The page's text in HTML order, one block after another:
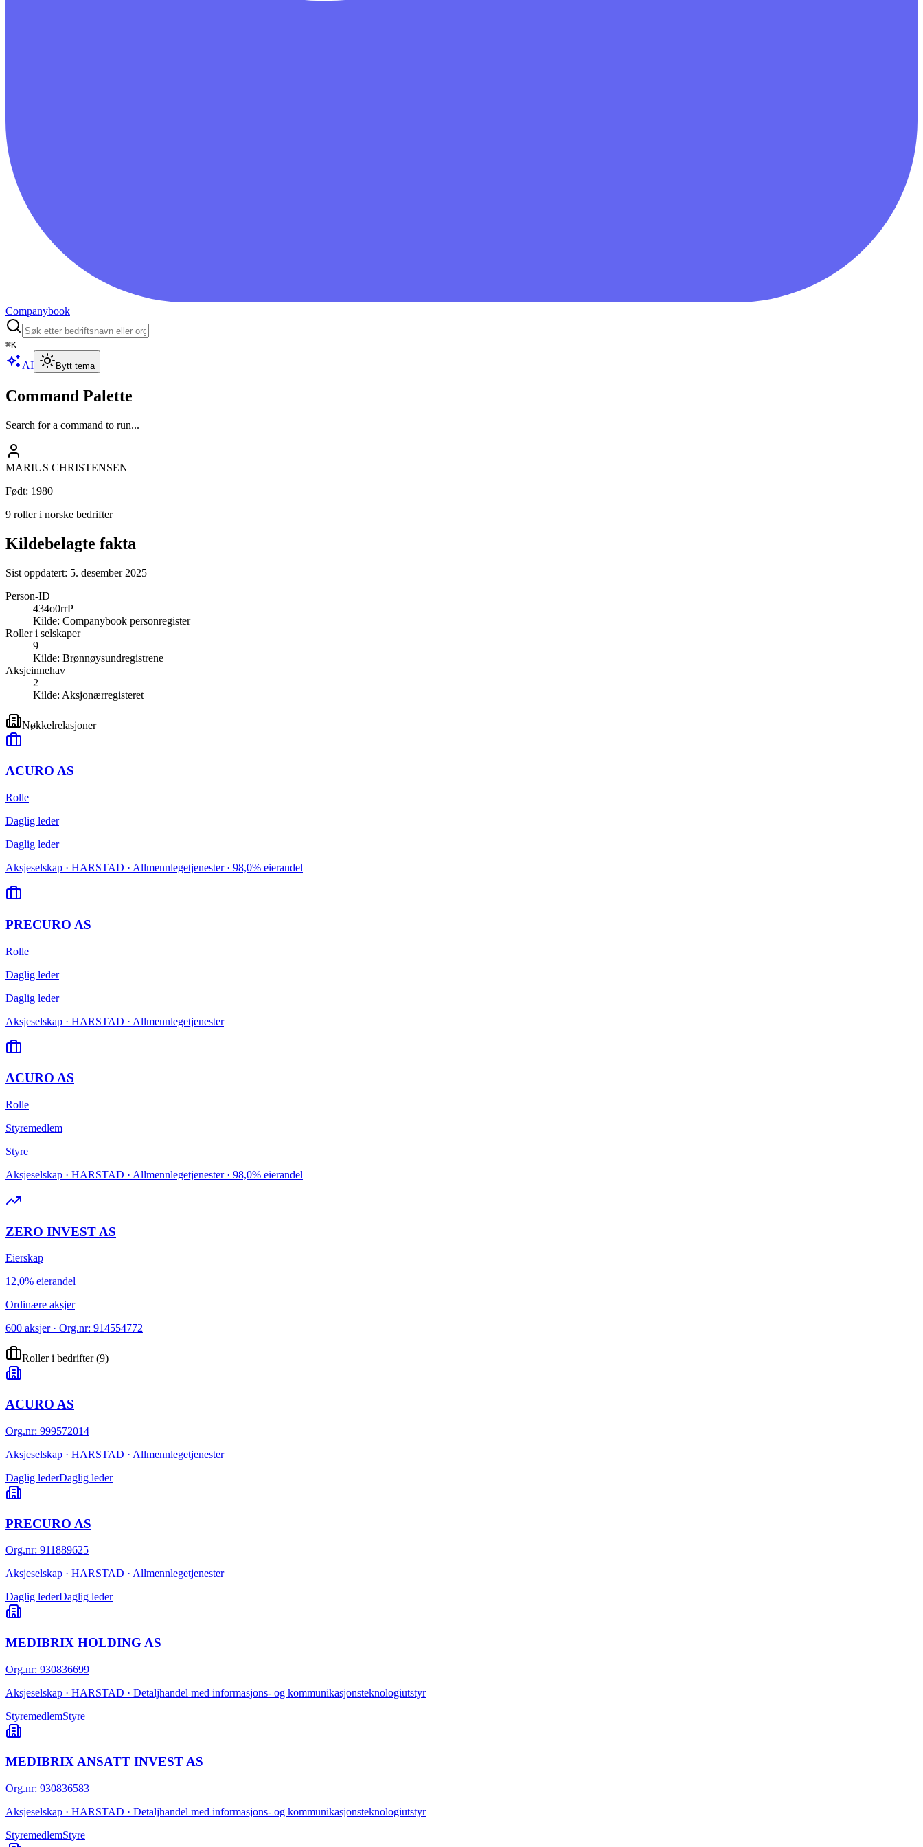
Companybook
⌘K
AI Bytt tema
Command Palette
Search for a command to run...
MARIUS CHRISTENSEN
Født: 1980
9 roller i norske bedrifter
Kildebelagte fakta
Sist oppdatert: 5. desember 2025
Person-ID
434o0rrP
Kilde: Companybook personregister
Roller i selskaper
9
Kilde: Brønnøysundregistrene
Aksjeinnehav
2
Kilde: Aksjonærregisteret
Nøkkelrelasjoner
ACURO AS
Rolle
Daglig leder
Daglig leder
Aksjeselskap · HARSTAD · Allmennlegetjenester · 98,0% eierandel
PRECURO AS
Rolle
Daglig leder
Daglig leder
Aksjeselskap · HARSTAD · Allmennlegetjenester
ACURO AS
Rolle
Styremedlem
Styre
Aksjeselskap · HARSTAD · Allmennlegetjenester · 98,0% eierandel
ZERO INVEST AS
Eierskap
12,0% eierandel
Ordinære aksjer
600 aksjer · Org.nr: 914554772
Roller i bedrifter(9)
ACURO AS
Org.nr: 999572014
Aksjeselskap · HARSTAD · Allmennlegetjenester
Daglig lederDaglig leder
PRECURO AS
Org.nr: 911889625
Aksjeselskap · HARSTAD · Allmennlegetjenester
Daglig lederDaglig leder
MEDIBRIX HOLDING AS
Org.nr: 930836699
Aksjeselskap · HARSTAD · Detaljhandel med informasjons- og kommunikasjonsteknologiutstyr
StyremedlemStyre
MEDIBRIX ANSATT INVEST AS
Org.nr: 930836583
Aksjeselskap · HARSTAD · Detaljhandel med informasjons- og kommunikasjonsteknologiutstyr
StyremedlemStyre